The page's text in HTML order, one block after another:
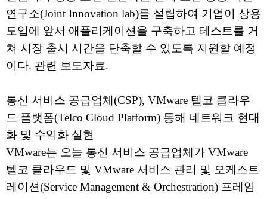
연구소(Joint Innovation lab)를 설립하여 기업이 상용
도입에 앞서 애플리케이션을 구축하고 테스트를 거
쳐 시장 출시 시간을 단축할 수 있도록 지원할 예정
이다. 관련 보도자료.
통신 서비스 공급업체(CSP), VMware 텔코 클라우
드 플랫폼(Telco Cloud Platform) 통해 네트워크 현대
화 및 수익화 실현
VMware는 오늘 통신 서비스 공급업체가 VMware
텔코 클라우드 및 VMware 서비스 관리 및 오케스트
레이션(Service Management & Orchestration) 프레임